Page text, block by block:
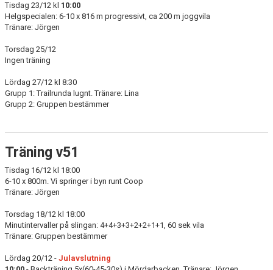
Tisdag 23/12 kl 10:00
Helgspecialen: 6-10 x 816 m progressivt, ca 200 m joggvila
Tränare: Jörgen
Torsdag 25/12
Ingen träning
Lördag 27/12 kl 8:30
Grupp 1: Trailrunda lugnt. Tränare: Lina
Grupp 2: Gruppen bestämmer
Träning v51
Tisdag 16/12 kl 18:00
6-10 x 800m. Vi springer i byn runt Coop
Tränare: Jörgen
Torsdag 18/12 kl 18:00
Minutintervaller på slingan: 4+4+3+3+2+2+1+1, 60 sek vila
Tränare: Gruppen bestämmer
Lördag 20/12 - Julavslutning